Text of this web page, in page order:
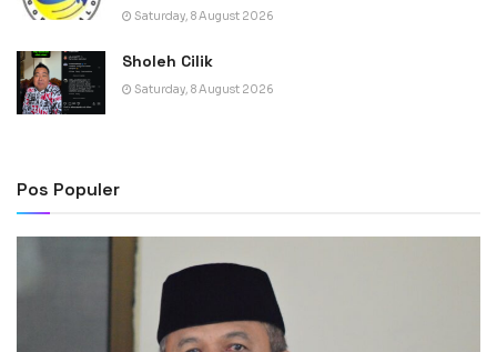
Saturday, 8 August 2026
Sholeh Cilik
Saturday, 8 August 2026
Pos Populer